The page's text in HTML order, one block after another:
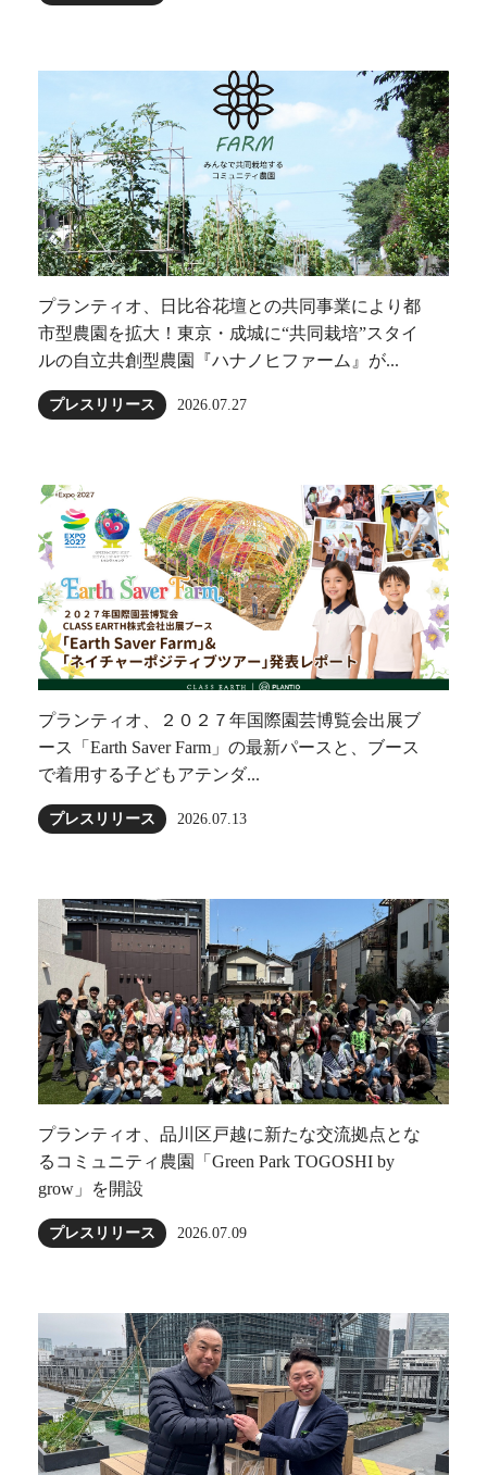
プランティオ、日比谷花壇との共同事業により都
市型農園を拡大！東京・成城に“共同栽培”スタイ
ルの自立共創型農園『ハナノヒファーム』が...
プレスリリース 2026.07.27
プランティオ、２０２７年国際園芸博覧会出展ブ
ース「Earth Saver Farm」の最新パースと、ブース
で着用する子どもアテンダ...
プレスリリース 2026.07.13
プランティオ、品川区戸越に新たな交流拠点とな
るコミュニティ農園「Green Park TOGOSHI by
grow」を開設
プレスリリース 2026.07.09